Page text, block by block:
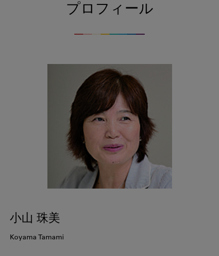
プロフィール
小山 珠美
Koyama Tamami